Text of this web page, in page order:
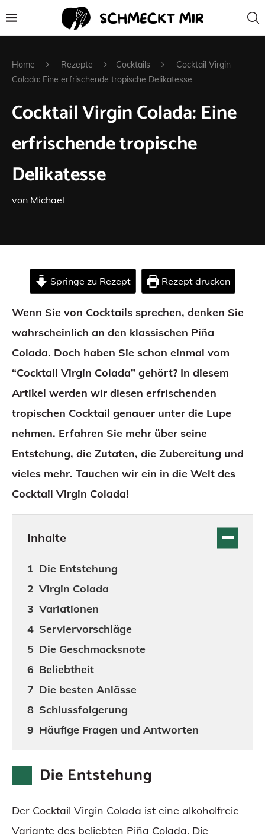
Home Rezepte Cocktails
Cocktail Virgin
Colada: Eine erfrischende tropische Delikatesse
Cocktail Virgin Colada: Eine
erfrischende tropische
Delikatesse
von Michael
Springe zu Rezept Rezept drucken
Wenn Sie von Cocktails sprechen, denken Sie
wahrscheinlich an den klassischen Piña
Colada. Doch haben Sie schon einmal vom
“Cocktail Virgin Colada” gehört? In diesem
Artikel werden wir diesen erfrischenden
tropischen Cocktail genauer unter die Lupe
nehmen. Erfahren Sie mehr über seine
Entstehung, die Zutaten, die Zubereitung und
vieles mehr. Tauchen wir ein in die Welt des
Cocktail Virgin Colada!
Inhalte
Die Entstehung
Virgin Colada
Variationen
Serviervorschläge
Die Geschmacksnote
Beliebtheit
Die besten Anlässe
Schlussfolgerung
Häufige Fragen und Antworten
Die Entstehung
Der Cocktail Virgin Colada ist eine alkoholfreie
Variante des beliebten Piña Colada. Die